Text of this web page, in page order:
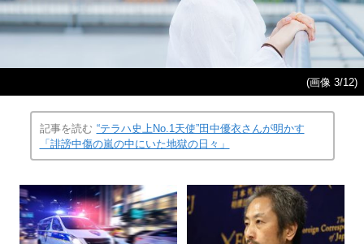
(画像 3/12)
記事を読む “テラハ史上No.1天使”田中優衣さんが明かす
「誹謗中傷の嵐の中にいた地獄の日々」